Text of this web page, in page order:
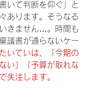
いて判断を仰ぐ」と
あります。そうなる
きません…。時間も
議書が通らないケー
たいていは、「今期の
い」「予算が取れな
失注します。